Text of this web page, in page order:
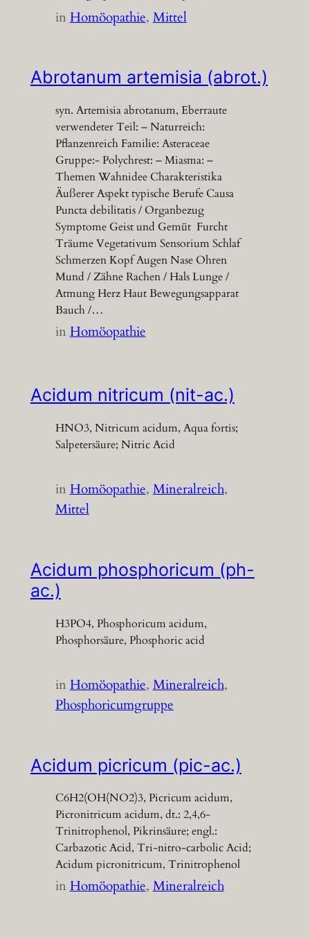
inHomöopathie, Mittel
Abrotanum artemisia (abrot.)
syn. Artemisia abrotanum, Eberraute
verwendeter Teil: – Naturreich:
Pflanzenreich Familie: Asteraceae
Gruppe:- Polychrest: – Miasma: –
Themen Wahnidee Charakteristika
Äußerer Aspekt typische Berufe Causa
Puncta debilitatis / Organbezug
Symptome Geist und Gemüt Furcht
Träume Vegetativum Sensorium Schlaf
Schmerzen Kopf Augen Nase Ohren
Mund / Zähne Rachen / Hals Lunge /
Atmung Herz Haut Bewegungsapparat
Bauch /…
inHomöopathie
Acidum nitricum (nit-ac.)
HNO3, Nitricum acidum, Aqua fortis;
Salpetersäure; Nitric Acid
inHomöopathie, Mineralreich
Mittel
Acidum phosphoricum (ph-
ac.)
H3PO4, Phosphoricum acidum,
Phosphorsäure, Phosphoric acid
inHomöopathie, Mineralreich
Phosphoricumgruppe
Acidum picricum (pic-ac.)
C6H2(OH(NO2)3, Picricum acidum,
Picronitricum acidum, dt.: 2,4,6-
Trinitrophenol, Pikrinsäure; engl.:
Carbazotic Acid, Tri-nitro-carbolic Acid;
Acidum picronitricum, Trinitrophenol
inHomöopathie, Mineralreich